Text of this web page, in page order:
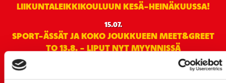
LIIKUNTALEIKKIKOULUUN KESÄ-HEINÄKUUSSA!
15.07.
SPORT-ÄSSÄT JA KOKO JOUKKUEEN MEET&GREET
TO 13.8. - LIPUT NYT MYYNNISSÄ
Rinta-Joupin Autoliike jatkaa Sportin